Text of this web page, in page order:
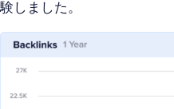
験しました。